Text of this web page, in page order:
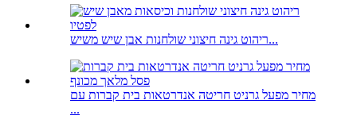
ריהוט גינה חיצוני שולחנות אבן שיש משיש...
מחיר מפעל גרניט חריטה אנדרטאות בית קברות עם
...